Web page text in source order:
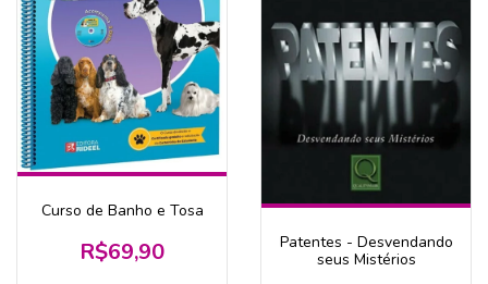
Curso de Banho e Tosa
R$69,90
Patentes - Desvendando
seus Mistérios